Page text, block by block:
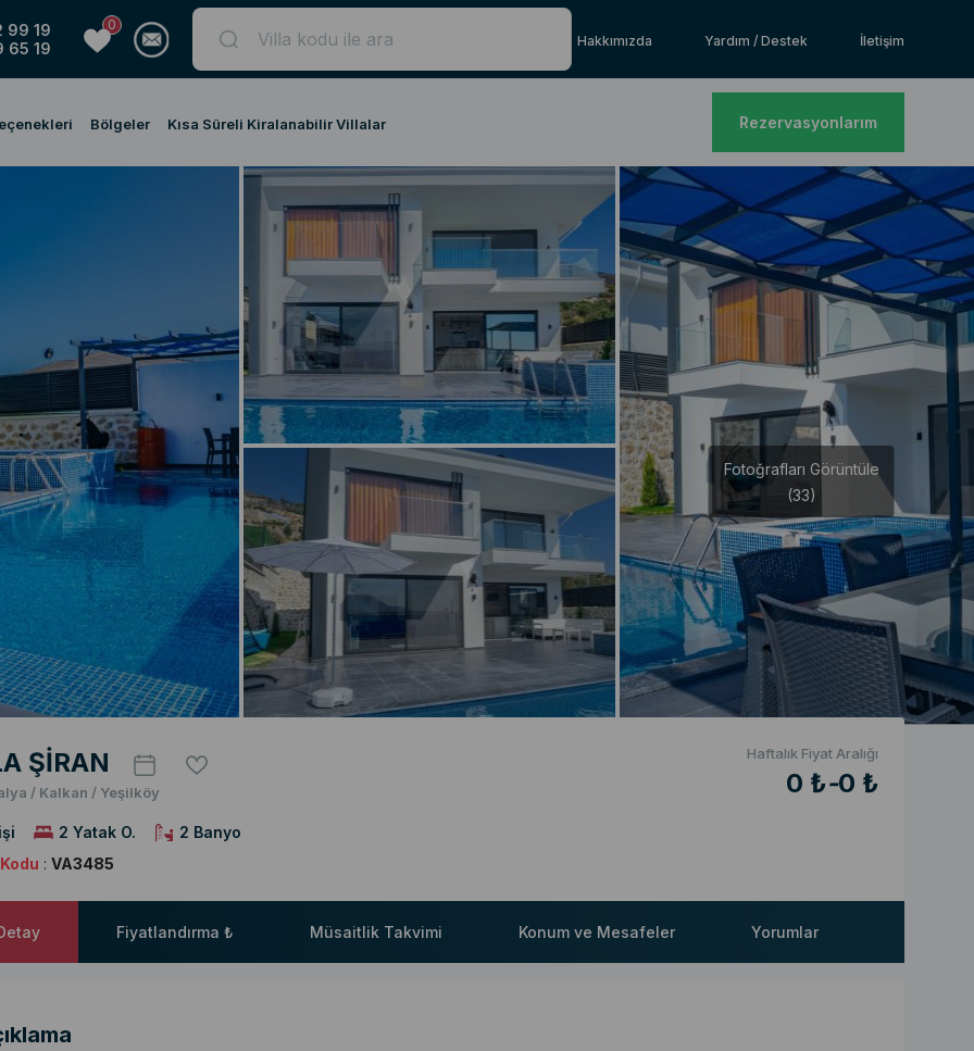
99 19
65 19
0
Hakkımızda
Yardım / Destek İletişim
Bölgeler Kısa Süreli Kiralanabilir Villalar Rezervasyonlarım
Fotoğrafları Görüntüle
(33)
ŞİRAN
/ Kalkan / Yeşilköy
Haftalık Fiyat Aralığı
0 ₺-0 ₺
2 Yatak O.
2 Banyo
: VA3485
Fiyatlandırma ₺ Müsaitlik Takvimi Konum ve Mesafeler Yorumlar